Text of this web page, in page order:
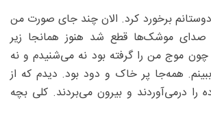
برخورد کرد. الان چند جای صورت من
موشک‌ها قطع شد هنوز همانجا زیر
موج من را گرفته بود نه می‌شنیدم و نه
همه‌جا پر خاک و دود بود. دیدم که از
را درمی‌آوردند و بیرون می‌بردند. کلی بچه